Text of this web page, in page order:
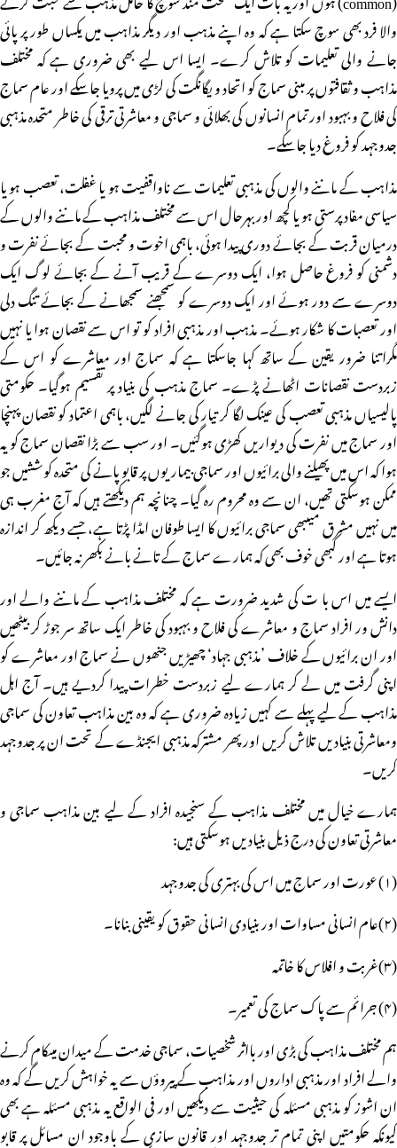
والا فرد بھی سوچ سکتا ہے کہ وہ اپنے مذہب اور دیگر مذاہب میں یکساں طور پر پائی
جانے والی تعلیمات کو تلاش کرے۔ ایسا اس لیے بھی ضروری ہے کہ مختلف
مذاہب و ثقافتوں پر مبنی سماج کو اتحاد و یگانگت کی لڑی میں پرویا جاسکے اور عام سماج
کی فلاح و بہبود اور تمام انسانوں کی بھلائی و سماجی و معاشرتی ترقی کی خاطر متحدہ مذہبی
جدوجہد کو فروغ دیا جاسکے۔
مذاہب کے ماننے والوں کی مذہبی تعلیمات سے ناواقفیت ہو یا غفلت، تعصب ہو یا
سیاسی مفاد پرستی ہو یا کچھ اور بہرحال اس سے مختلف مذاہب کے ماننے والوں کے
درمیان قربت کے بجائے دوری پیدا ہوئی، باہمی اخوت و محبت کے بجائے نفرت و
دشمنی کو فروغ حاصل ہوا، ایک دوسرے کے قریب آنے کے بجائے لوگ ایک
دوسرے سے دور ہوئے اور ایک دوسرے کو سمجھنے سمجھانے کے بجائے تنگ دلی
اور تعصبات کا شکار ہوئے۔ مذہب اور مذہبی افراد کو تو اس سے نقصان ہوا یا نہیں
مگراتنا ضرور یقین کے ساتھ کہا جاسکتا ہے کہ سماج اور معاشرے کو اس کے
زبردست نقصانات اٹھانے پڑے۔ سماج مذہب کی بنیاد پر تقسیم ہوگیا۔ حکومتی
پالیسیاں مذہبی تعصب کی عینک لگا کر تیار کی جانے لگیں، باہمی اعتماد کو نقصان پہنچا
اور سماج میں نفرت کی دیواریں کھڑی ہوگئیں۔ اور سب سے بڑا نقصان سماج کو یہ
ہوا کہ اس میں پھیلنے والی برائیوں اور سماجی بیماریوں پر قابو پانے کی متحدہ کوششیں جو
ممکن ہوسکتی تھیں، ان سے وہ محروم رہ گیا۔ چنانچہ ہم دیکھتے ہیں کہ آج مغرب ہی
میں نہیں مشرق میںبھی سماجی برائیوں کا ایسا طوفان امڈا پڑتا ہے، جسے دیکھ کر اندازہ
ہوتا ہے اور کبھی خوف بھی کہ ہمارے سماج کے تانے بانے بکھر نہ جائیں۔
ایسے میں اس با ت کی شدید ضرورت ہے کہ مختلف مذاہب کے ماننے والے اور
دانش ور افراد سماج و معاشرے کی فلاح و بہبود کی خاطر ایک ساتھ سر جوڑ کر بیٹھیں
اور ان برائیوں کے خلاف ’مذہبی جہاد‘ چھیڑیں جنھوں نے سماج اور معاشرے کو
اپنی گرفت میں لے کر ہمارے لیے زبردست خطرات پیدا کردیے ہیں۔ آج اہل
مذاہب کے لیے پہلے سے کہیں زیادہ ضروری ہے کہ وہ بین مذاہب تعاون کی سماجی
ومعاشرتی بنیادیں تلاش کریں اور پھر مشترکہ مذہبی ایجنڈے کے تحت ان پر جدوجہد
کریں۔
ہمارے خیال میں مختلف مذاہب کے سنجیدہ افراد کے لیے بین مذاہب سماجی و
معاشرتی تعاون کی درج ذیل بنیادیں ہوسکتی ہیں:
(۱) عورت اور سماج میں اس کی بہتری کی جدوجہد
(۲)عام انسانی مساوات اور بنیادی انسانی حقوق کو یقینی بنانا۔
(۳)غربت و افلاس کا خاتمہ
(۴) جرائم سے پاک سماج کی تعمیر۔
ہم مختلف مذاہب کی بڑی اور بااثر شخصیات، سماجی خدمت کے میدان میںکام کرنے
والے افراد اور مذہبی اداروں اور مذاہب کے پیروؤں سے یہ خواہش کریں گے کہ وہ
ان اشوز کو مذہبی مسئلہ کی حیثیت سے دیکھیں اور فی الواقع یہ مذہبی مسئلہ ہے بھی
کیونکہ حکومتیں اپنی تمام تر جدوجہد اور قانون سازی کے باوجود ان مسائل پر قابو